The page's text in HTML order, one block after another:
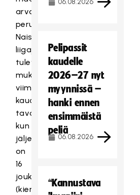
arvonnan
perusteella.
Naisissa
liigajoukkueet
tulevat
mukaan
viime
kauden
tavoin,
kun
jäljellä
on
16
joukkuetta
(kierros
06.08.2026
Pelipassit
kaudelle
2026–27 nyt
myynnissä –
hanki ennen
ensimmäistä
peliä
06.08.2026
“Kannustava